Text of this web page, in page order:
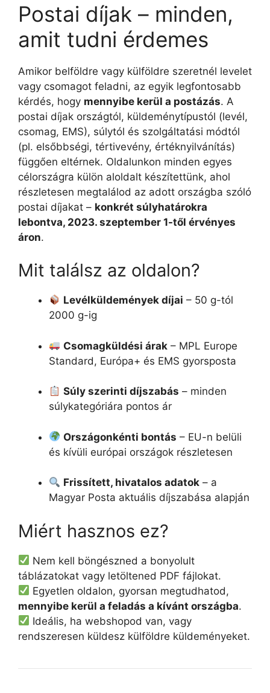
Postai díjak – minden,
amit tudni érdemes
Amikor belföldre vagy külföldre szeretnél levelet
vagy csomagot feladni, az egyik legfontosabb
kérdés, hogy mennyibe kerül a postázás. A
postai díjak országtól, küldeménytípustól (levél,
csomag, EMS), súlytól és szolgáltatási módtól
(pl. elsőbbségi, tértivevény, értéknyilvánítás)
függően eltérnek. Oldalunkon minden egyes
célországra külön aloldalt készítettünk, ahol
részletesen megtalálod az adott országba szóló
postai díjakat – konkrét súlyhatárokra
lebontva, 2023. szeptember 1-től érvényes
áron.
Mit találsz az oldalon?
Levélküldemények díjai – 50 g-tól
2000 g-ig
Csomagküldési árak – MPL Europe
Standard, Európa+ és EMS gyorsposta
Súly szerinti díjszabás – minden
súlykategóriára pontos ár
Országonkénti bontás – EU-n belüli
és kívüli európai országok részletesen
Frissített, hivatalos adatok – a
Magyar Posta aktuális díjszabása alapján
Miért hasznos ez?
Nem kell böngészned a bonyolult
táblázatokat vagy letöltened PDF fájlokat.
Egyetlen oldalon, gyorsan megtudhatod,
mennyibe kerül a feladás a kívánt országba.
Ideális, ha webshopod van, vagy
rendszeresen küldesz külföldre küldeményeket.